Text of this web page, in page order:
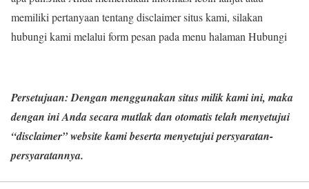
memiliki pertanyaan tentang disclaimer situs kami, silakan
hubungi kami melalui form pesan pada menu halaman Hubungi
Persetujuan: Dengan menggunakan situs milik kami ini, maka
dengan ini Anda secara mutlak dan otomatis telah menyetujui
“disclaimer” website kami beserta menyetujui persyaratan-
persyaratannya.